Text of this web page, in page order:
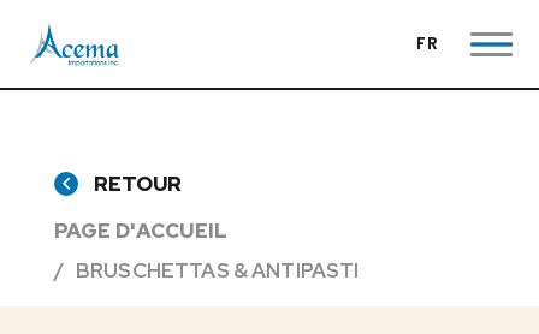
FR
RETOUR
PAGE D'ACCUEIL
BRUSCHETTAS & ANTIPASTI